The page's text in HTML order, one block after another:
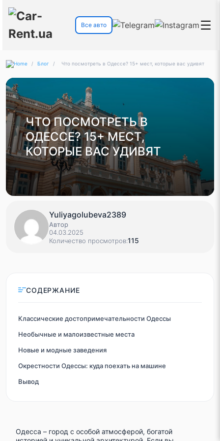
Все авто
/ Блог / Что посмотреть в Одессе? 15+ мест, которые вас удивят
ЧТО ПОСМОТРЕТЬ В
ОДЕССЕ? 15+ МЕСТ,
КОТОРЫЕ ВАС УДИВЯТ
Yuliyagolubeva2389
Автор
04.03.2025
Количество просмотров:115
СОДЕРЖАНИЕ
Классические достопримечательности Одессы
Необычные и малоизвестные места
Новые и модные заведения
Окрестности Одессы: куда поехать на машине
Вывод
Одесса – город с особой атмосферой, богатой